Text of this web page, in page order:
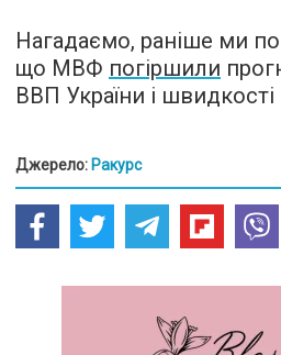
Нагадаємо, раніше ми
що МВФ погіршили
ВВП України і
Джерело: Ракурс